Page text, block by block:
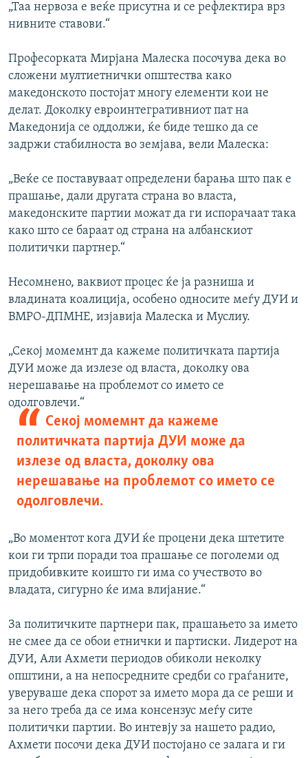
„Таа нервоза е веќе присутна и се рефлектира врз
нивните ставови.“
Професорката Мирјана Малеска посочува дека во
сложени мултиетнички општества како
македонското постојат многу елементи кои не
делат. Доколку евроинтегративниот пат на
Македонија се оддолжи, ќе биде тешко да се
задржи стабилноста во земјава, вели Малеска:
„Веќе се поставуваат определени барања што пак е
прашање, дали другата страна во власта,
македонските партии можат да ги испорачаат така
како што се бараат од страна на албанскиот
политички партнер.“
Несомнено, ваквиот процес ќе ја разниша и
владината коалиција, особено односите меѓу ДУИ и
ВМРО-ДПМНЕ, изјавија Малеска и Муслиу.
„Секој момемнт да кажеме политичката партија
ДУИ може да излезе од власта, доколку ова
нерешавање на проблемот со името се
одолговлечи.“
Секој момемнт да кажеме
политичката партија ДУИ може да
излезе од власта, доколку ова
нерешавање на проблемот со името се
одолговлечи.
„Во моментот кога ДУИ ќе процени дека штетите
кои ги трпи поради тоа прашање се поголеми од
придобивките коишто ги има со учеството во
владата, сигурно ќе има влијание.“
За политичките партнери пак, прашањето за името
не смее да се обои етнички и партиски. Лидерот на
ДУИ, Али Ахмети периодов обиколи неколку
општини, а на непосредните средби со граѓаните,
уверуваше дека спорот за името мора да се реши и
за него треба да се има консензус меѓу сите
политички партии. Во интевју за нашето радио,
Ахмети посочи дека ДУИ постојано се залага и ги